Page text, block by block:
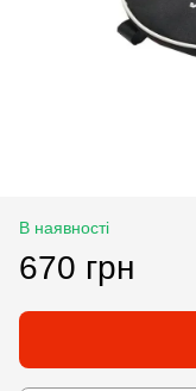
В наявності
670 грн